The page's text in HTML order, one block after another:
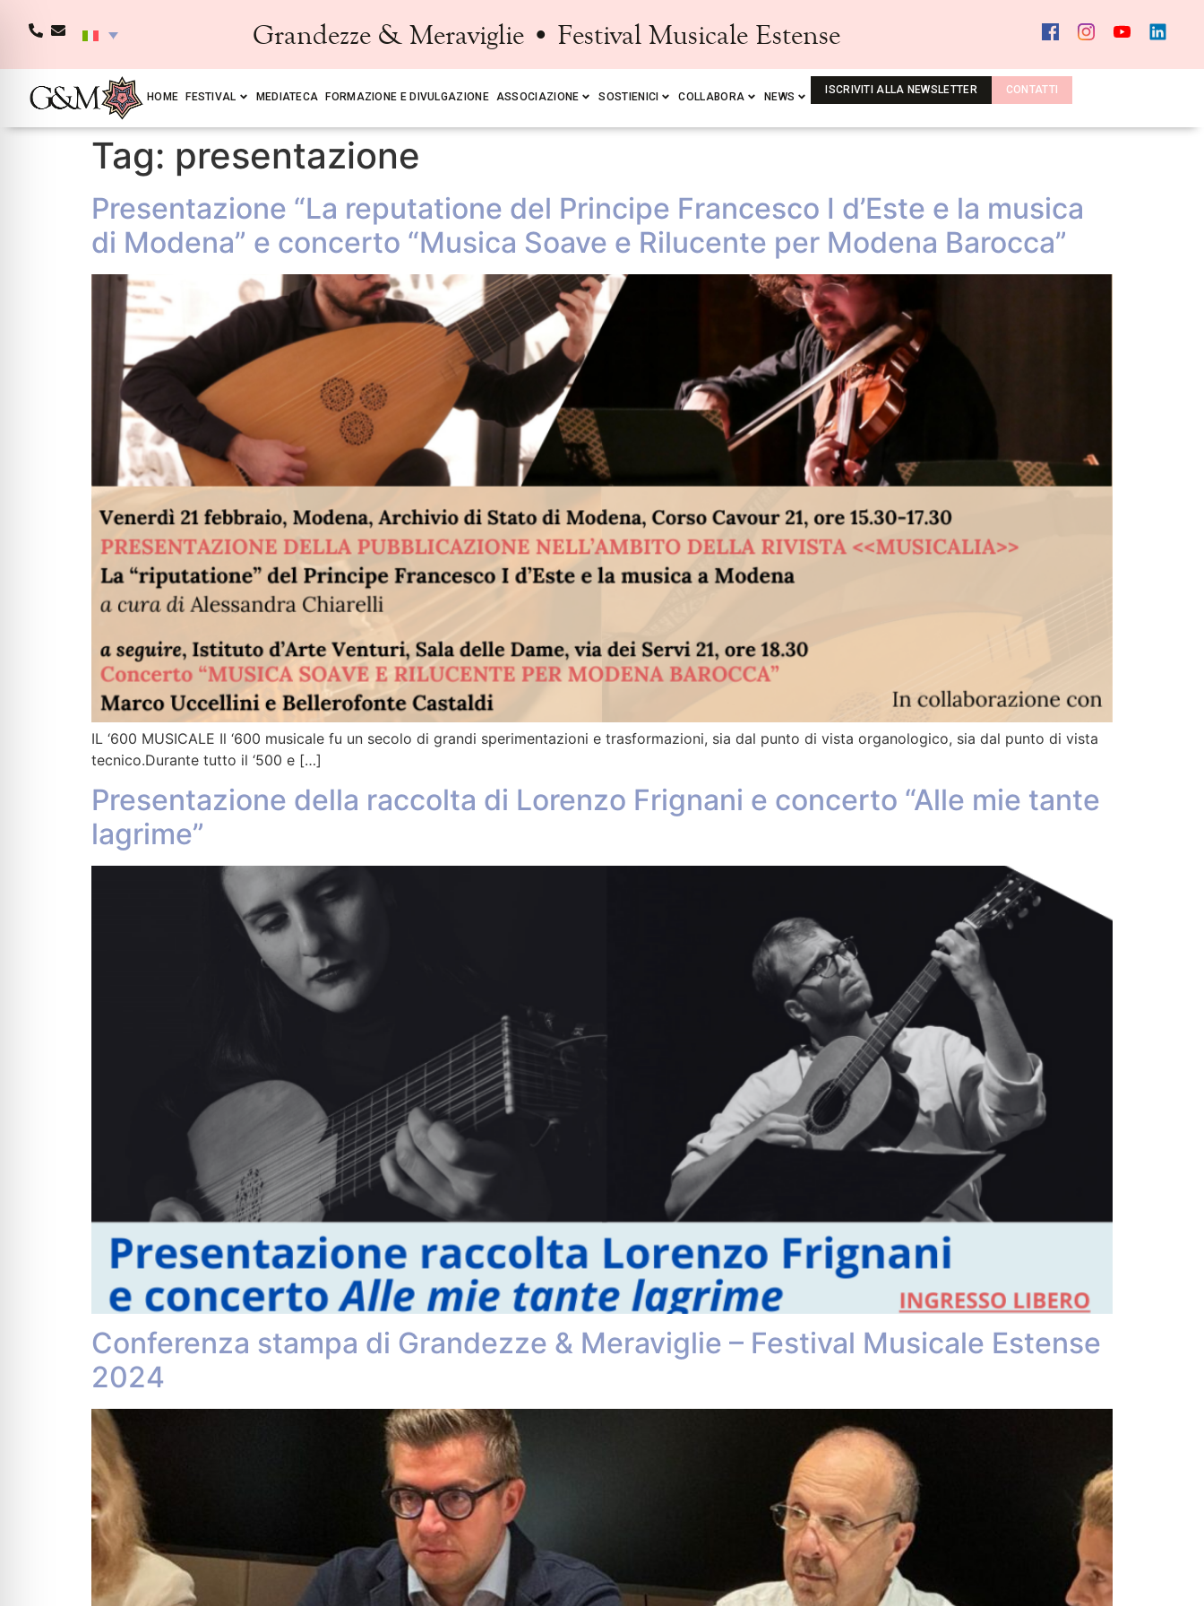
Grandezze & Meraviglie • Festival Musicale Estense
HOME FESTIVAL MEDIATECA FORMAZIONE E DIVULGAZIONE ASSOCIAZIONE SOSTIENICI COLLABORA NEWS
ISCRIVITI ALLA NEWSLETTER CONTATTI
Tag: presentazione
Presentazione “La reputatione del Principe Francesco I d’Este e la musica
di Modena” e concerto “Musica Soave e Rilucente per Modena Barocca”
IL ‘600 MUSICALE Il ‘600 musicale fu un secolo di grandi sperimentazioni e trasformazioni, sia dal punto di vista organologico, sia dal punto di vista
tecnico.Durante tutto il ‘500 e […]
Presentazione della raccolta di Lorenzo Frignani e concerto “Alle mie tante
lagrime”
Conferenza stampa di Grandezze & Meraviglie – Festival Musicale Estense
2024